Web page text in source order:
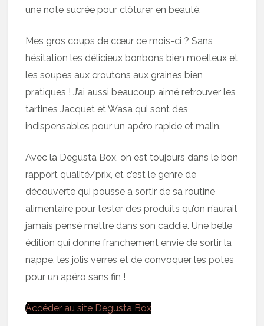
une note sucrée pour clôturer en beauté.
Mes gros coups de cœur ce mois-ci ? Sans
hésitation les délicieux bonbons bien moelleux et
les soupes aux croutons aux graines bien
pratiques ! J’ai aussi beaucoup aimé retrouver les
tartines Jacquet et Wasa qui sont des
indispensables pour un apéro rapide et malin.
Avec la Degusta Box, on est toujours dans le bon
rapport qualité/prix, et c’est le genre de
découverte qui pousse à sortir de sa routine
alimentaire pour tester des produits qu’on n’aurait
jamais pensé mettre dans son caddie. Une belle
édition qui donne franchement envie de sortir la
nappe, les jolis verres et de convoquer les potes
pour un apéro sans fin !
Accéder au site Degusta Box